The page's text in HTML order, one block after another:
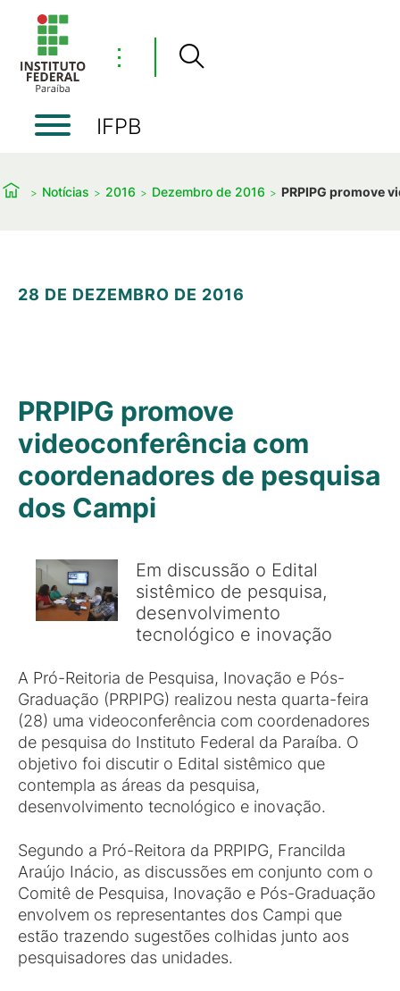
⋮
IFPB
Notícias 2016 Dezembro de 2016 PRPIPG promove
28 DE DEZEMBRO DE 2016
PRPIPG promove
videoconferência com
coordenadores de pesquisa
dos Campi
Em discussão o Edital
sistêmico de pesquisa,
desenvolvimento
tecnológico e inovação
A Pró-Reitoria de Pesquisa, Inovação e Pós-
Graduação (PRPIPG) realizou nesta quarta-feira
(28) uma videoconferência com coordenadores
de pesquisa do Instituto Federal da Paraíba. O
objetivo foi discutir o Edital sistêmico que
contempla as áreas da pesquisa,
desenvolvimento tecnológico e inovação.
Segundo a Pró-Reitora da PRPIPG, Francilda
Araújo Inácio, as discussões em conjunto com o
Comitê de Pesquisa, Inovação e Pós-Graduação
envolvem os representantes dos Campi que
estão trazendo sugestões colhidas junto aos
pesquisadores das unidades.